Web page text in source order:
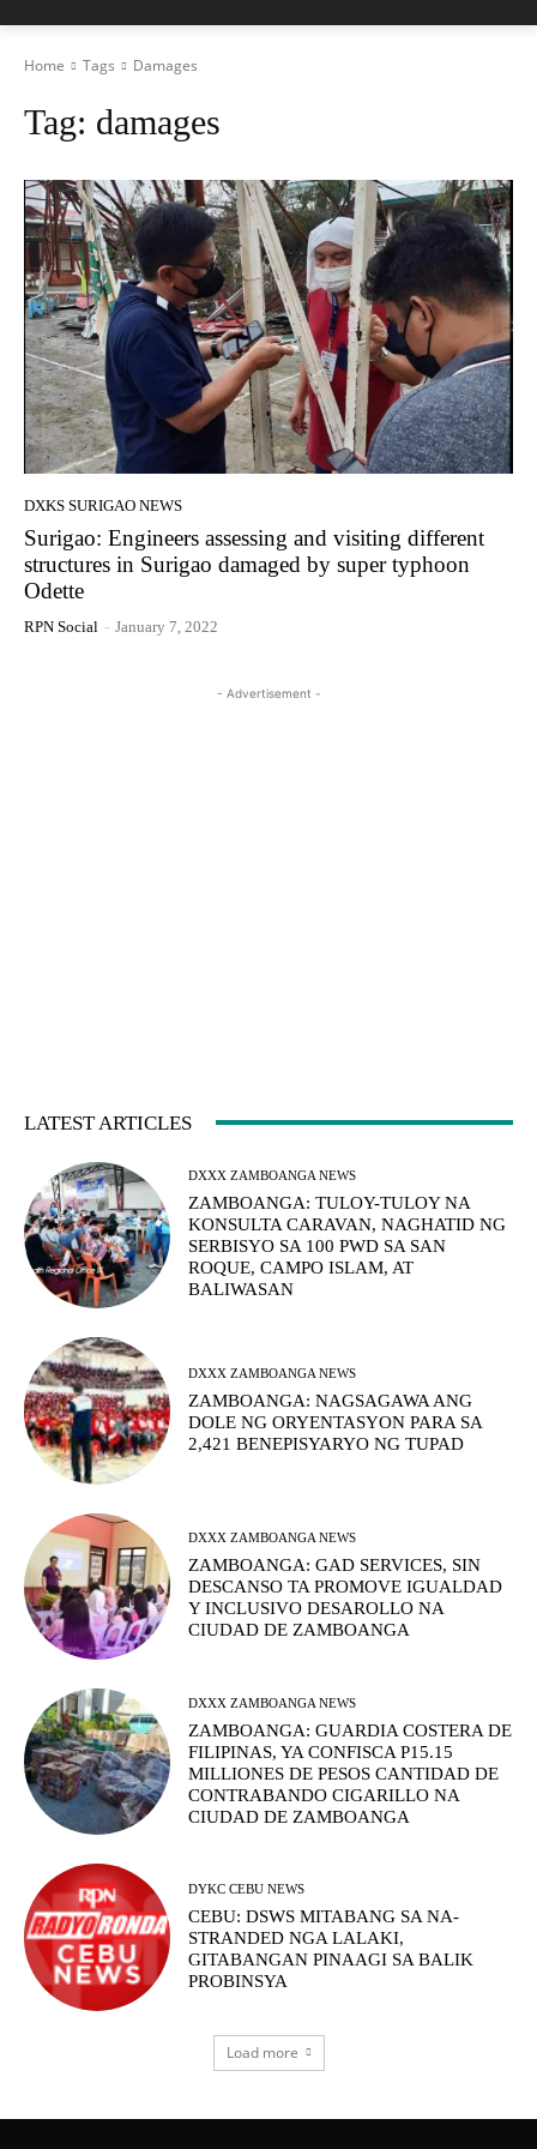
Home Tags Damages
Tag: damages
DXKS SURIGAO NEWS
Surigao: Engineers assessing and visiting different
structures in Surigao damaged by super typhoon
Odette
RPN Social - January 7, 2022
- Advertisement -
LATEST ARTICLES
DXXX ZAMBOANGA NEWS
ZAMBOANGA: TULOY-TULOY NA
KONSULTA CARAVAN, NAGHATID NG
SERBISYO SA 100 PWD SA SAN
ROQUE, CAMPO ISLAM, AT
BALIWASAN
DXXX ZAMBOANGA NEWS
ZAMBOANGA: NAGSAGAWA ANG
DOLE NG ORYENTASYON PARA SA
2,421 BENEPISYARYO NG TUPAD
DXXX ZAMBOANGA NEWS
ZAMBOANGA: GAD SERVICES, SIN
DESCANSO TA PROMOVE IGUALDAD
Y INCLUSIVO DESAROLLO NA
CIUDAD DE ZAMBOANGA
DXXX ZAMBOANGA NEWS
ZAMBOANGA: GUARDIA COSTERA DE
FILIPINAS, YA CONFISCA P15.15
MILLIONES DE PESOS CANTIDAD DE
CONTRABANDO CIGARILLO NA
CIUDAD DE ZAMBOANGA
DYKC CEBU NEWS
CEBU: DSWS MITABANG SA NA-
STRANDED NGA LALAKI,
GITABANGAN PINAAGI SA BALIK
PROBINSYA
Load more